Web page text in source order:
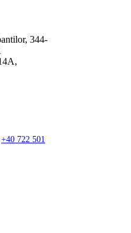
344-
+40 722 501